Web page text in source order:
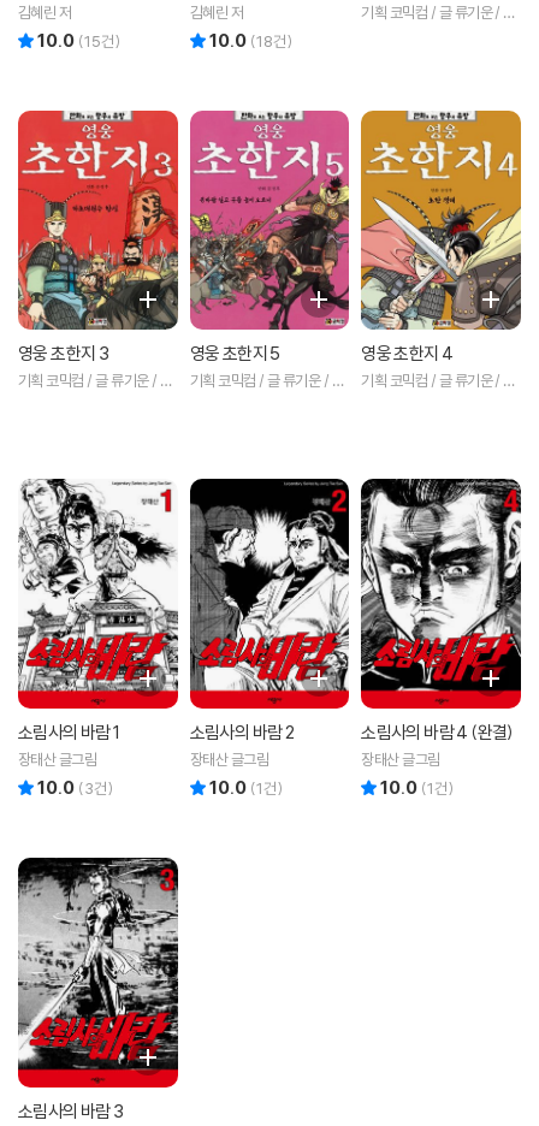
김혜린 저
10.0 (15건)
김혜린 저
10.0 (18건)
기획 코믹컴 / 글 류기운 / 그
영웅 초한지 3
기획 코믹컴 / 글 류기운 / 그
영웅 초한지 5
기획 코믹컴 / 글 류기운 / 그
영웅 초한지 4
기획 코믹컴 / 글 류기운 / 그
소림사의 바람 1
장태산 글그림
10.0 (3건)
소림사의 바람 2
장태산 글그림
10.0 (1건)
소림사의 바람 4 (완결)
장태산 글그림
10.0 (1건)
소림사의 바람 3